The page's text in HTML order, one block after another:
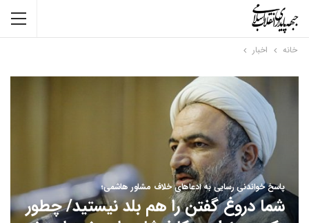
خانه اخبار
پاسخ خواندنی رسایی به ادعاهای خلاف مشاور هاشمی؛
شما دروغ گفتن را هم بلد نیستید/ چطور